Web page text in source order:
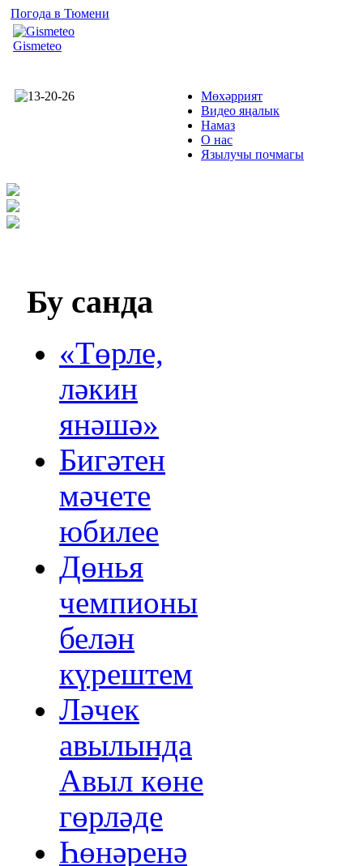
Погода в Тюмени
Gismeteo
Мөхәррият
Видео яңалык
Намаз
О нас
Язылучы почмагы
Бу санда
«Төрле,
ләкин
янәшә»
Бигәтен
мәчете
юбилее
Дөнья
чемпионы
белән
күрештем
Ләчек
авылында
Авыл көне
гөрләде
Һөнәренә